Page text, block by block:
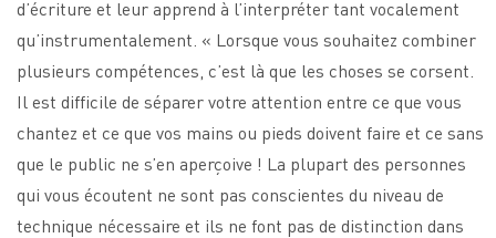
d’écriture et leur apprend à l’interpréter tant vocalement
qu’instrumentalement. « Lorsque vous souhaitez combiner
plusieurs compétences, c’est là que les choses se corsent.
Il est difficile de séparer votre attention entre ce que vous
chantez et ce que vos mains ou pieds doivent faire et ce sans
que le public ne s’en aperçoive ! La plupart des personnes
qui vous écoutent ne sont pas conscientes du niveau de
technique nécessaire et ils ne font pas de distinction dans